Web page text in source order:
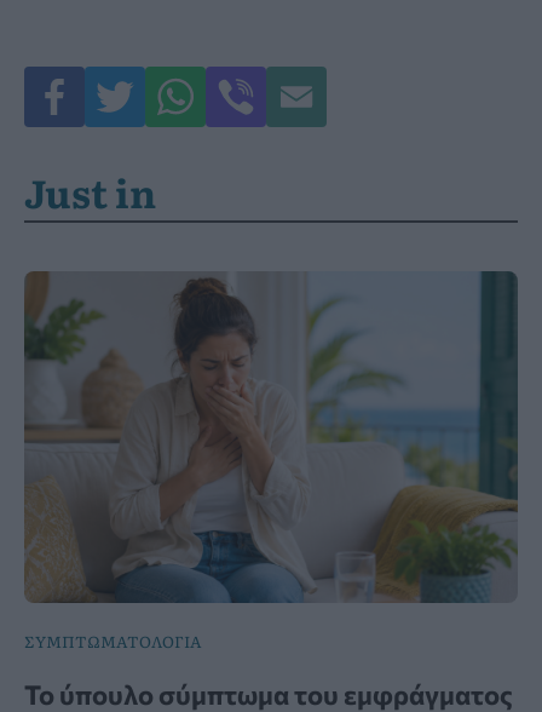
Just in
ΣΥΜΠΤΩΜΑΤΟΛΟΓΙΑ
Το ύπουλο σύμπτωμα του εμφράγματος